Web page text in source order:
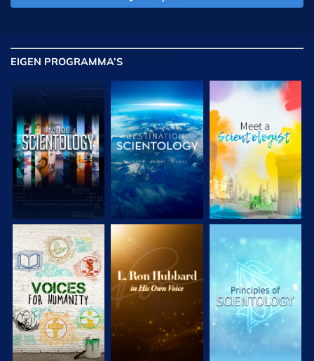
EIGEN PROGRAMMA’S
VERKEN DE SERIE VERKEN DE SERIE VERKEN DE SERIE